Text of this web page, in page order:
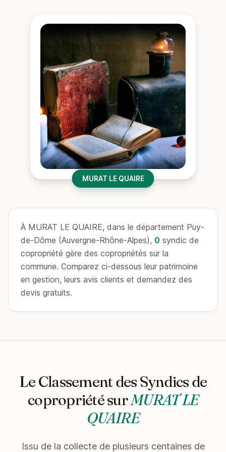
MURAT LE QUAIRE
À MURAT LE QUAIRE, dans le département Puy-
de-Dôme (Auvergne-Rhône-Alpes), 0 syndic de
copropriété gère des copropriétés sur la
commune. Comparez ci-dessous leur patrimoine
en gestion, leurs avis clients et demandez des
devis gratuits.
Le Classement des Syndics de
copropriété surMURAT LE
QUAIRE
Issu de la collecte de plusieurs centaines de